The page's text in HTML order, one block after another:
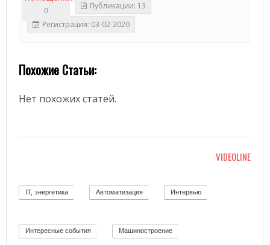
0
Публикации: 13
Регистрация: 03-02-2020
Похожие Статьи:
Нет похожих статей.
VIDEOLINE
IT, энергетика Автоматизация Интервью
Интересные события Машиностроение